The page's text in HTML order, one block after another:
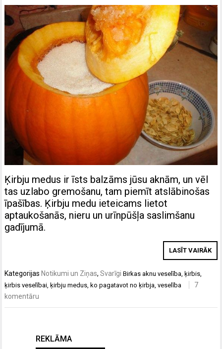
Ķirbju medus ir īsts balzāms jūsu aknām, un vēl
tas uzlabo gremošanu, tam piemīt atslābinošas
īpašības. Ķirbju medu ieteicams lietot
aptaukošanās, nieru un urīnpūšļa saslimšanu
gadījumā.
LASĪT VAIRĀK
KategorijasNotikumi un Ziņas,Svarīgi Birkasaknu veselība ,ķirbis
ķirbis veselībai ,ķirbju medus ,ko pagatavot no ķirbja ,veselība
7
komentāru
REKLĀMA